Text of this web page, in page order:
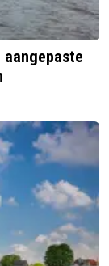
aangepaste